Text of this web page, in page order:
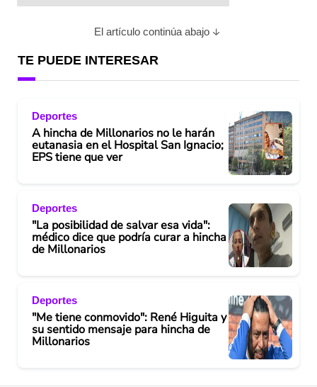
El artículo continúa abajo
TE PUEDE INTERESAR
Deportes
A hincha de Millonarios no le harán
eutanasia en el Hospital San Ignacio;
EPS tiene que ver
Deportes
"La posibilidad de salvar esa vida":
médico dice que podría curar a hincha
de Millonarios
Deportes
"Me tiene conmovido": René Higuita y
su sentido mensaje para hincha de
Millonarios